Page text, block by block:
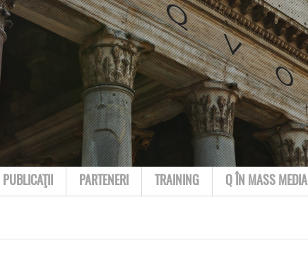
PUBLICAŢII PARTENERI TRAINING Q ÎN MASS MEDIA